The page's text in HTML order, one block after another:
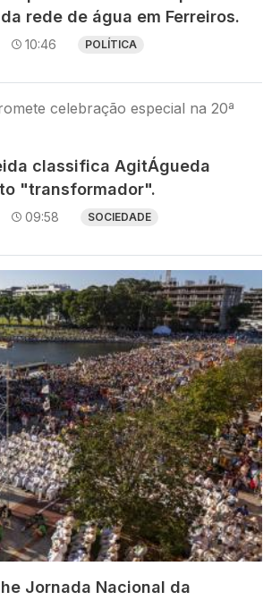
rede de água em Ferreiros.
10:46 POLÍTICA
classifica AgitÁgueda
"transformador".
09:58 SOCIEDADE
Jornada Nacional da